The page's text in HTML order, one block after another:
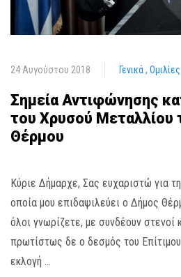
24 Αυγούστου 2018 Γενικά
Σημεία Αντιφώνησης
του Χρυσού Μεταλλίου
Θέρμου
Κύριε Δήμαρχε, Σας ευχαριστώ για
οποία μου επιδαψιλεύει ο Δήμος
όλοι γνωρίζετε, με συνδέουν στενοί
πρωτίστως δε ο δεσμός του
εκλογή …